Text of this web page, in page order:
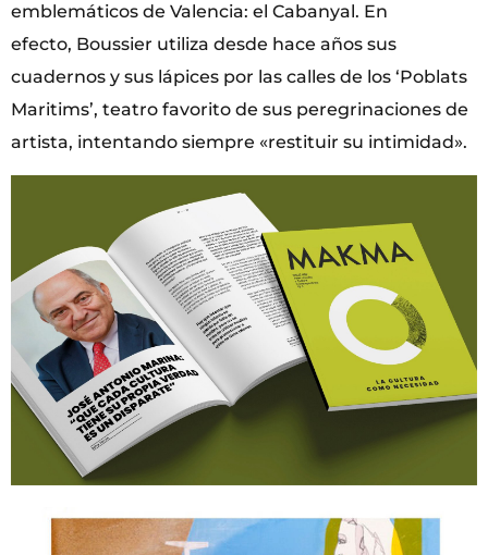
emblemáticos de Valencia: el Cabanyal. En
efecto, Boussier utiliza desde hace años sus
cuadernos y sus lápices por las calles de los ‘Poblats
Maritims’, teatro favorito de sus peregrinaciones de
artista, intentando siempre «restituir su intimidad».